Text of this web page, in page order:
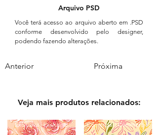
Arquivo PSD
Você terá acesso ao arquivo aberto em .PSD
conforme desenvolvido pelo designer,
podendo fazendo alterações.
Anterior Próxima
Veja mais produtos relacionados:
Exclusiva | Exclusive Comercial | Commercial